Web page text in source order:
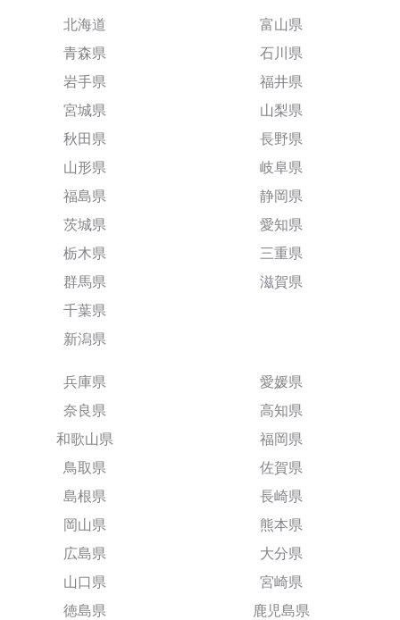
北海道
青森県
岩手県
宮城県
秋田県
山形県
福島県
茨城県
栃木県
群馬県
千葉県
新潟県
富山県
石川県
福井県
山梨県
長野県
岐阜県
静岡県
愛知県
三重県
滋賀県
兵庫県
奈良県
和歌山県
鳥取県
島根県
岡山県
広島県
山口県
徳島県
愛媛県
高知県
福岡県
佐賀県
長崎県
熊本県
大分県
宮崎県
鹿児島県